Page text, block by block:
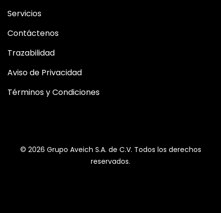
Servicios
Contáctenos
Trazabilidad
Aviso de Privacidad
Términos y Condiciones
© 2026 Grupo Aveich S.A. de C.V. Todos los derechos
reservados.